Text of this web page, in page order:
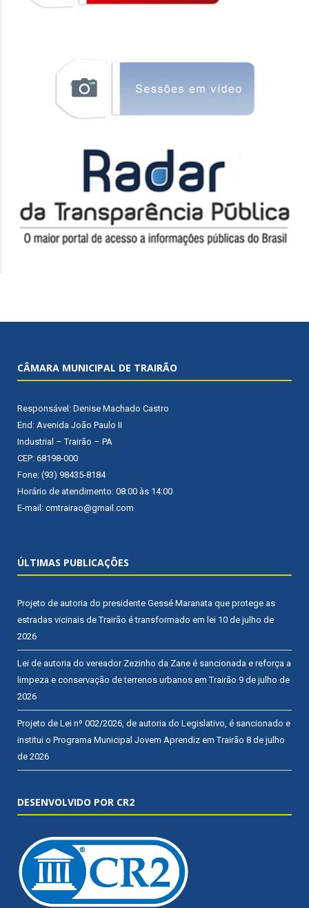
CÂMARA MUNICIPAL DE TRAIRÃO
Responsável: Denise Machado Castro
End: Avenida João Paulo II
Industrial – Trairão – PA
CEP: 68198-000
Fone: (93) 98435-8184
Horário de atendimento: 08:00 às 14:00
E-mail: cmtrairao@gmail.com
ÚLTIMAS PUBLICAÇÕES
Projeto de autoria do presidente Gessé Maranata que protege as
estradas vicinais de Trairão é transformado em lei 10 de julho de
2026
Lei de autoria do vereador Zezinho da Zane é sancionada e reforça a
limpeza e conservação de terrenos urbanos em Trairão 9 de julho de
2026
Projeto de Lei nº 002/2026, de autoria do Legislativo, é sancionado e
institui o Programa Municipal Jovem Aprendiz em Trairão 8 de julho
de 2026
DESENVOLVIDO POR CR2